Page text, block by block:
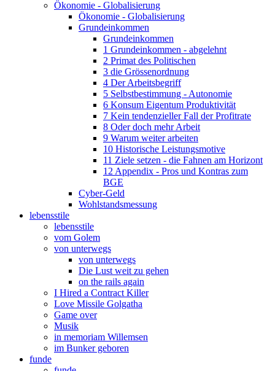
Ökonomie - Globalisierung
Ökonomie - Globalisierung
Grundeinkommen
Grundeinkommen
1 Grundeinkommen - abgelehnt
2 Primat des Politischen
3 die Grössenordnung
4 Der Arbeitsbegriff
5 Selbstbestimmung - Autonomie
6 Konsum Eigentum Produktivität
7 Kein tendenzieller Fall der Profitrate
8 Oder doch mehr Arbeit
9 Warum weiter arbeiten
10 Historische Leistungsmotive
11 Ziele setzen - die Fahnen am Horizont
12 Appendix - Pros und Kontras zum
BGE
Cyber-Geld
Wohlstandsmessung
lebensstile
lebensstile
vom Golem
von unterwegs
von unterwegs
Die Lust weit zu gehen
on the rails again
I Hired a Contract Killer
Love Missile Golgatha
Game over
Musik
in memoriam Willemsen
im Bunker geboren
funde